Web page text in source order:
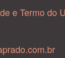
e Termo do